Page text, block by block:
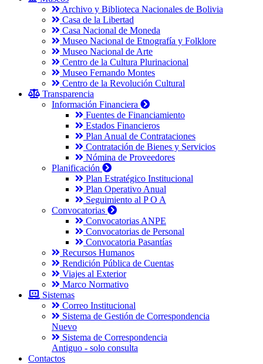
Archivo y Biblioteca Nacionales de Bolivia
Casa de la Libertad
Casa Nacional de Moneda
Museo Nacional de Etnografía y Folklore
Museo Nacional de Arte
Centro de la Cultura Plurinacional
Museo Fernando Montes
Centro de la Revolución Cultural
Transparencia
Información Financiera
Fuentes de Financiamiento
Estados Financieros
Plan Anual de Contrataciones
Contratación de Bienes y Servicios
Nómina de Proveedores
Planificación
Plan Estratégico Institucional
Plan Operativo Anual
Seguimiento al P O A
Convocatorias
Convocatorias ANPE
Convocatorias de Personal
Convocatoria Pasantías
Recursos Humanos
Rendición Pública de Cuentas
Viajes al Exterior
Marco Normativo
Sistemas
Correo Institucional
Sistema de Gestión de Correspondencia
Nuevo
Sistema de Correspondencia
Antiguo - solo consulta
Contactos